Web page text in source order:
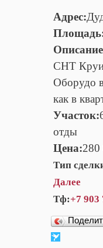
Адрес:
СНТ
Оборудо
как в
Участок:
отды
Цена:280
Тип
Далее
Тф:+7 903